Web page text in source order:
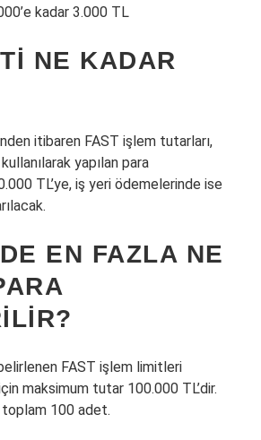
kadar 3.000 TL
NE KADAR
itibaren FAST işlem tutarları,
yapılan para
TL’ye, iş yeri ödemelerinde ise
EN FAZLA NE
FAST işlem limitleri
maksimum tutar 100.000 TL’dir.
100 adet.